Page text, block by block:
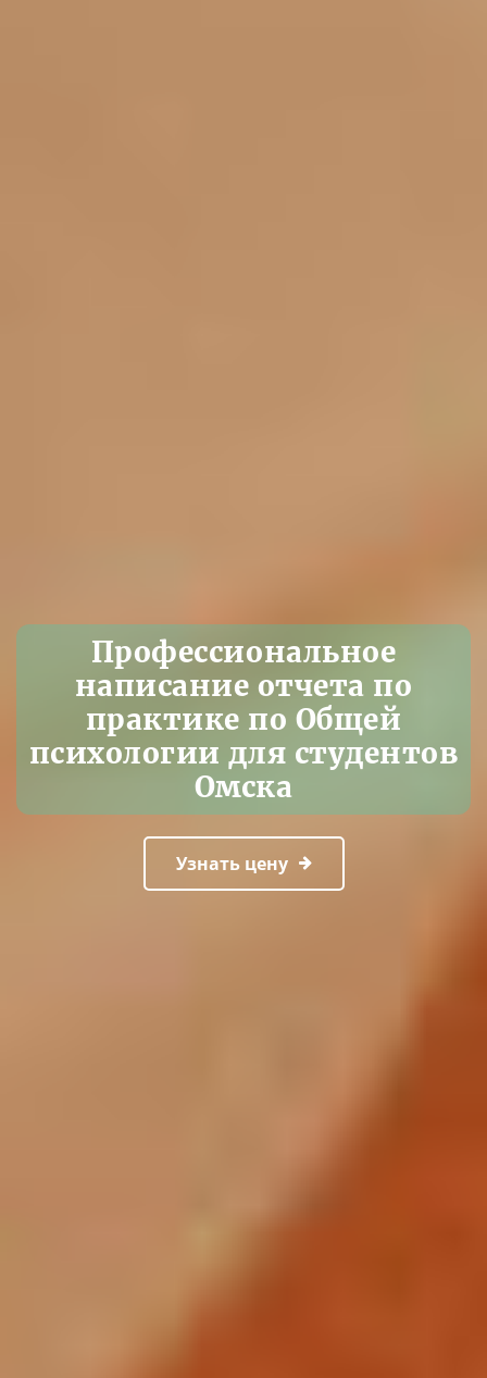
Профессиональное
написание отчета по
практике по Общей
психологии для студентов
Омска
Узнать цену